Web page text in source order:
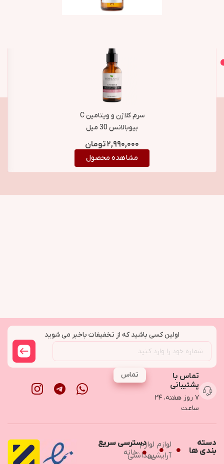
اصل و اورجینال
محصولات مشابه
سرم کلاژن و ویتامین C
بیوبالانس 30 میل
۲,۹۹۰,۰۰۰تومان
مشاهده محصول
اولین کسی باشید که از تخفیفات باخبر می شوید
تماس با
پشتیبانی
۷ روز هفته، ۲۴
ساعت
تماس
دسته
بندی ها
لوازم
آرایشی
لوازم
بهداشتی
دسترسی سریع
خانه